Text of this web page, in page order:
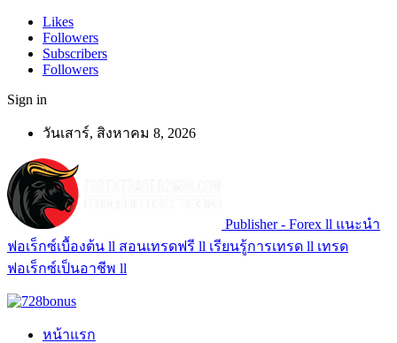
Likes
Followers
Subscribers
Followers
Sign in
วันเสาร์, สิงหาคม 8, 2026
Publisher - Forex ll แนะนำ
ฟอเร็กซ์เบื้องต้น ll สอนเทรดฟรี ll เรียนรู้การเทรด ll เทรด
ฟอเร็กซ์เป็นอาชีพ ll
หน้าแรก